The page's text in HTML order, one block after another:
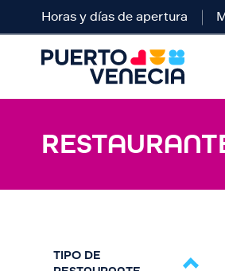
Horas y días de apertura
TIPO DE